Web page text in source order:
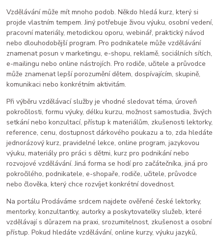
Vzdělávání může mít mnoho podob. Někdo hledá kurz, který si
projde vlastním tempem. Jiný potřebuje živou výuku, osobní vedení,
pracovní materiály, metodickou oporu, webinář, praktický návod
nebo dlouhodobější program. Pro podnikatele může vzdělávání
znamenat posun v marketingu, e-shopu, reklamě, sociálních sítích,
e-mailingu nebo online nástrojích. Pro rodiče, učitele a průvodce
může znamenat lepší porozumění dětem, dospívajícím, skupině,
komunikaci nebo konkrétním aktivitám.
Při výběru vzdělávací služby je vhodné sledovat téma, úroveň
pokročilosti, formu výuky, délku kurzu, možnost samostudia, živých
setkání nebo konzultací, přístup k materiálům, zkušenosti lektorky,
reference, cenu, dostupnost dárkového poukazu a to, zda hledáte
jednorázový kurz, pravidelné lekce, online program, jazykovou
výuku, materiály pro práci s dětmi, kurz pro podnikání nebo
rozvojové vzdělávání. Jiná forma se hodí pro začátečníka, jiná pro
pokročilého, podnikatele, e-shopaře, rodiče, učitele, průvodce
nebo člověka, který chce rozvíjet konkrétní dovednost.
Na portálu Prodáváme srdcem najdete ověřené české lektorky,
mentorky, konzultantky, autorky a poskytovatelky služeb, které
vzdělávají s důrazem na praxi, srozumitelnost, zkušenost a osobní
přístup. Pokud hledáte vzdělávání, online kurzy, výuku jazyků,